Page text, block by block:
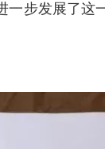
步发展了这